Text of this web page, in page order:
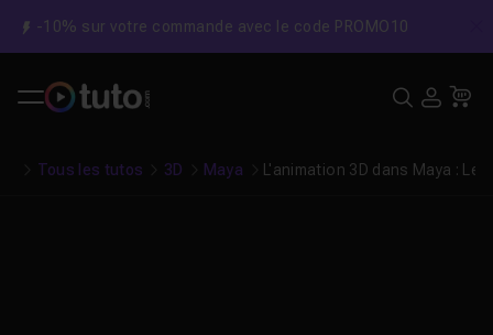
-10% sur votre commande avec le code PROMO10
Tous les tutos 3D Maya L'animation 3D dans Maya :